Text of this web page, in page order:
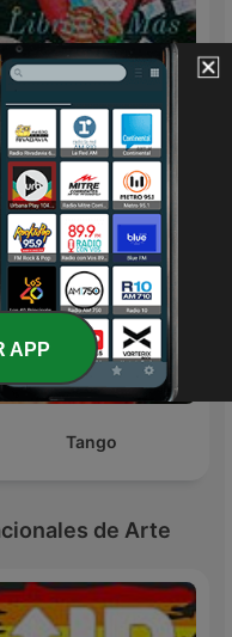
Libros Y Más Libros
Tango
de Arte
APP